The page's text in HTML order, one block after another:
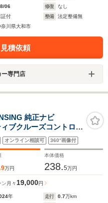
06 修復
なし
証付 整備
法定整備無
奈川県大和市
積依頼
ー専門店
純正ナビ
ブクルーズコントロー
スマートキー プッシ
ドルシフト 純正アルミ
オンライン相談可 360°画像付
9万円
本体価格
238.5万円
ン 月々 19,000円
年 走行 0.7万km